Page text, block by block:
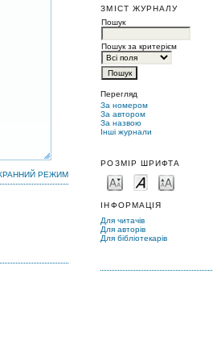
ЗМІСТ ЖУРНАЛУ
Пошук
Пошук за критерієм
Перегляд
За номером
За автором
За назвою
Інші журнали
РОЗМІР ШРИФТА
ІНФОРМАЦІЯ
Для читачів
Для авторів
Для бібліотекарів
РЕЖИМ